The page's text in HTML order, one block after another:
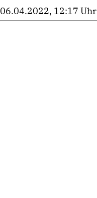
06.04.2022, 12:17 Uhr